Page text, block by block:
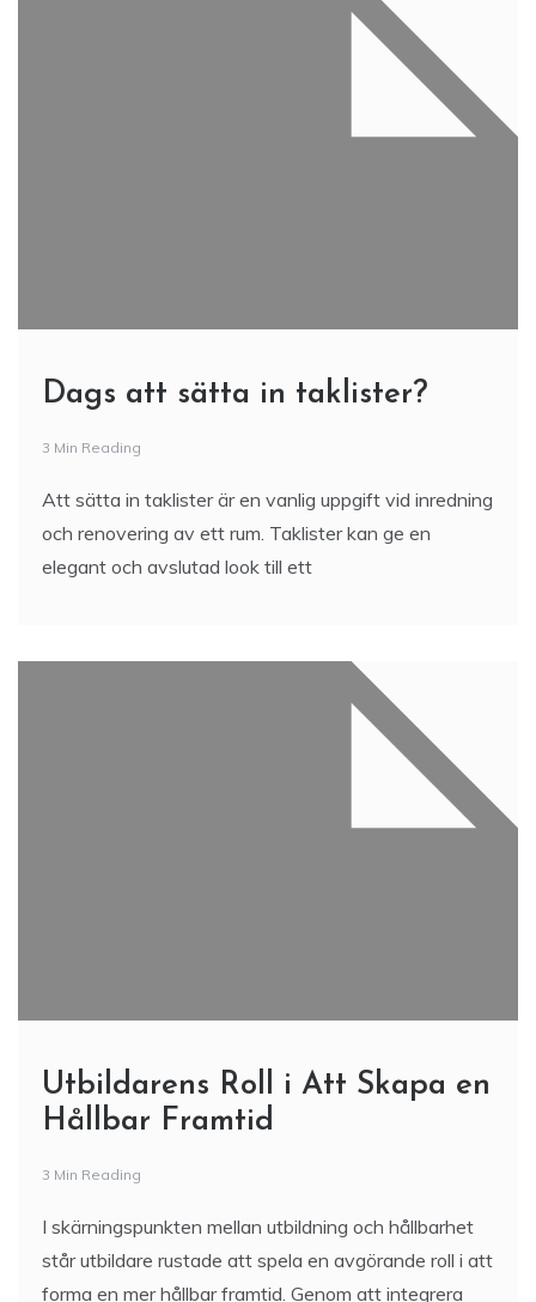
Dags att sätta in taklister?
3 Min Reading
Att sätta in taklister är en vanlig uppgift vid inredning
och renovering av ett rum. Taklister kan ge en
elegant och avslutad look till ett
Utbildarens Roll i Att Skapa en
Hållbar Framtid
3 Min Reading
I skärningspunkten mellan utbildning och hållbarhet
står utbildare rustade att spela en avgörande roll i att
forma en mer hållbar framtid. Genom att integrera